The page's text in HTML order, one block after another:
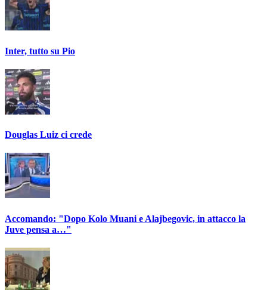
Inter, tutto su Pio
Douglas Luiz ci crede
Accomando: "Dopo Kolo Muani e Alajbegovic, in attacco la
Juve pensa a…"